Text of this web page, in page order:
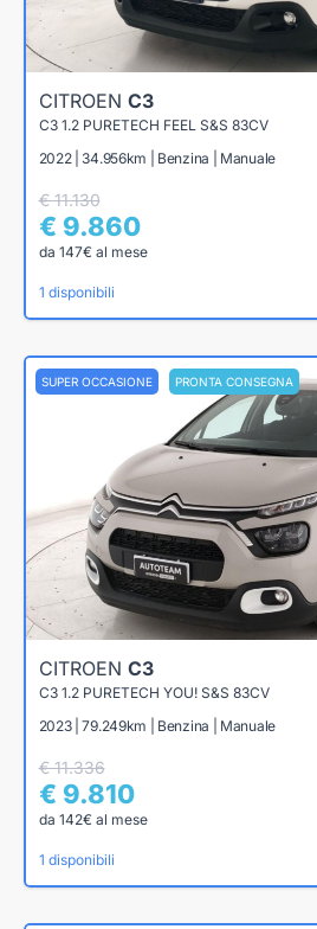
CITROEN C3
C3 1.2 PURETECH FEEL S&S 83CV
2022 | 34.956km | Benzina | Manuale
€ 11.130
€ 9.860
da 147€ al mese
1 disponibili
SUPER OCCASIONE PRONTA CONSEGNA
CITROEN C3
C3 1.2 PURETECH YOU! S&S 83CV
2023 | 79.249km | Benzina | Manuale
€ 11.336
€ 9.810
da 142€ al mese
1 disponibili